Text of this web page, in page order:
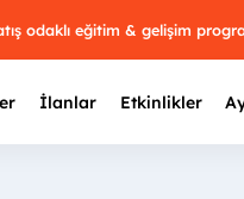
odaklı eğitim & gelişim
İlanlar Etkinlikler